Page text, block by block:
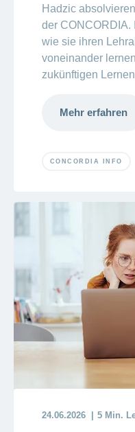
Hadzic
der CONCORDIA.
wie sie ihren
voneinander
zukünftigen
Mehr erfahren
CONCORDIA INFO
24.06.2026 5 Min.